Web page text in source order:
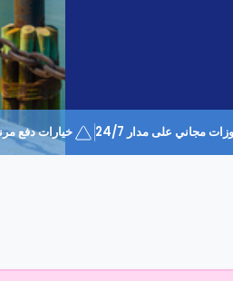
مجاني على مدار 24/7 خيارات دفع